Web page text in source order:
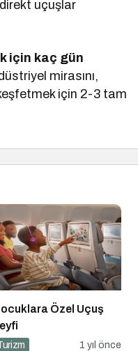
uçuşlar
için kaç gün
mirasını,
için 2-3 tam
Özel Uçuş
1 yıl önce